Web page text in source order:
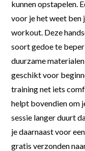
kunnen opstapelen.
voor je het weet ben
workout. Deze
soort gedoe te
duurzame
geschikt voor
training net iets
helpt bovendien om
sessie langer duurt
je daarnaast voor
gratis verzonden